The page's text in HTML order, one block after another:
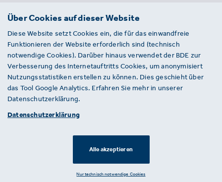
BDE
Entsorgungs-, Wasser- und
Kreislaufwirtschaft e. V.
Von-der-Heydt-Straße 2
D 10785 Berlin
Sie haben einen Fehler auf unserer Website
gefunden? Ihnen ist ein defekter Link
aufgefallen? Wir freuen uns über Ihren
Über Cookies auf dieser Website
Diese Website setzt Cookies ein, die für das einwandfreie
Funktionieren der Website erforderlich sind (technisch
notwendige Cookies). Darüber hinaus verwendet der BDE zur
Verbesserung des Internetauftritts Cookies, um anonymisiert
Nutzungsstatistiken erstellen zu können. Dies geschieht über
das Tool Google Analytics. Erfahren Sie mehr in unserer
Datenschutzerklärung.
Datenschutzerklärung
Alle akzeptieren
Nur technisch notwendige Cookies